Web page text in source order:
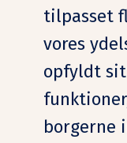
tilpasset
vores
opfyldt
borgerne